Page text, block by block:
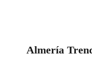
Almería